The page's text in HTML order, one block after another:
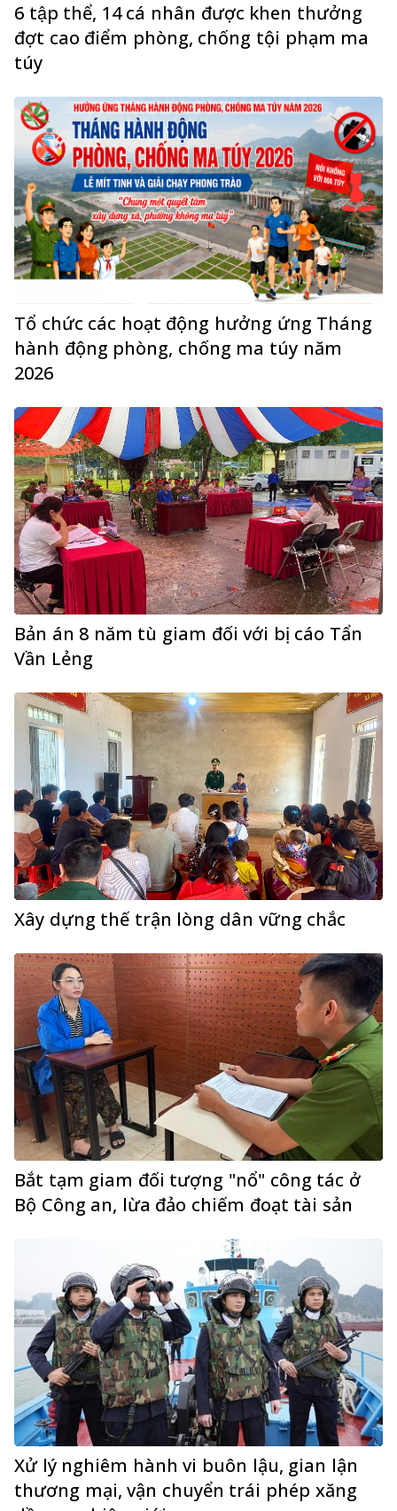
6 tập thể, 14 cá nhân được khen thưởng
đợt cao điểm phòng, chống tội phạm ma
túy
Tổ chức các hoạt động hưởng ứng Tháng
hành động phòng, chống ma túy năm
2026
Bản án 8 năm tù giam đối với bị cáo Tẩn
Vần Lẻng
Xây dựng thế trận lòng dân vững chắc
Bắt tạm giam đối tượng "nổ" công tác ở
Bộ Công an, lừa đảo chiếm đoạt tài sản
Xử lý nghiêm hành vi buôn lậu, gian lận
thương mại, vận chuyển trái phép xăng